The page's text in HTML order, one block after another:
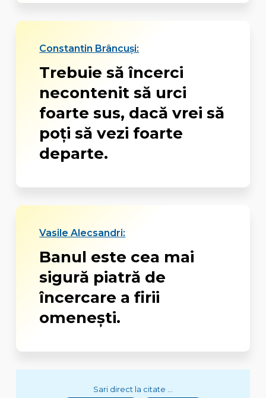
Constantin Brâncuși:
Trebuie să încerci
necontenit să urci
foarte sus, dacă vrei să
poți să vezi foarte
departe.
Vasile Alecsandri:
Banul este cea mai
sigură piatră de
încercare a firii
omenești.
Sari direct la citate ...